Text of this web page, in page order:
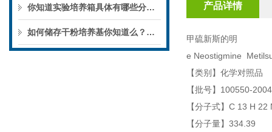
你知道实验培养箱具体有哪些分类么?
如何储存干粉培养基你知道么？一起来了解一下吧
产品详情
甲硫新斯的明
e Neostigmine
【类别】化学对照品
【批号】100550-
【分子式】C 13 H 22
【分子量】334.39